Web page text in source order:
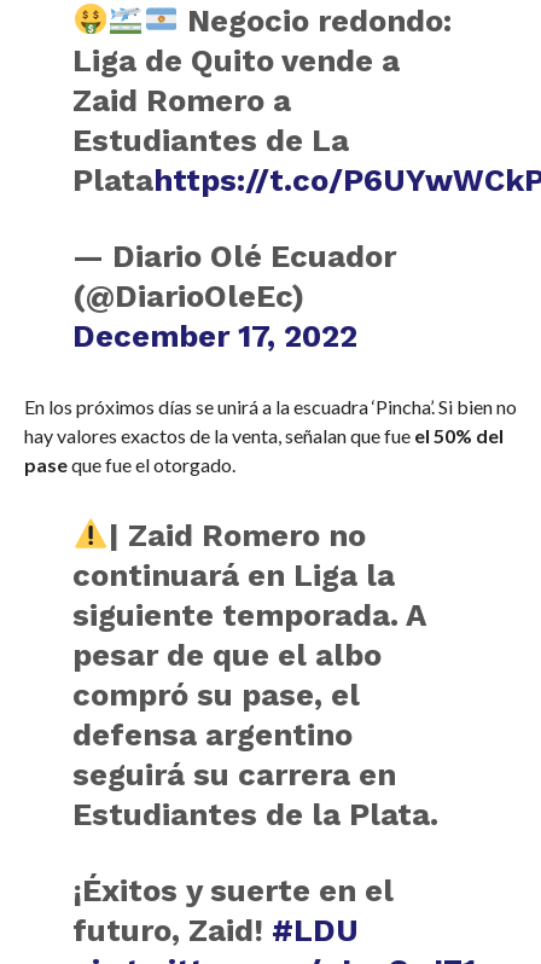
Negocio redondo:
Liga de Quito vende a
Zaid Romero a
Estudiantes de La
Platahttps://t.co/
— Diario Olé Ecuador
(@DiarioOleEc)
December 17, 2022
En los próximos días se unirá a la escuadra ‘Pincha’. Si bien no
hay valores exactos de la venta, señalan que fue el 50% del
paseque fue el otorgado.
| Zaid Romero no
continuará en Liga la
siguiente temporada. A
pesar de que el albo
compró su pase, el
defensa argentino
seguirá su carrera en
Estudiantes de la Plata.
¡Éxitos y suerte en el
futuro, Zaid! #LDU